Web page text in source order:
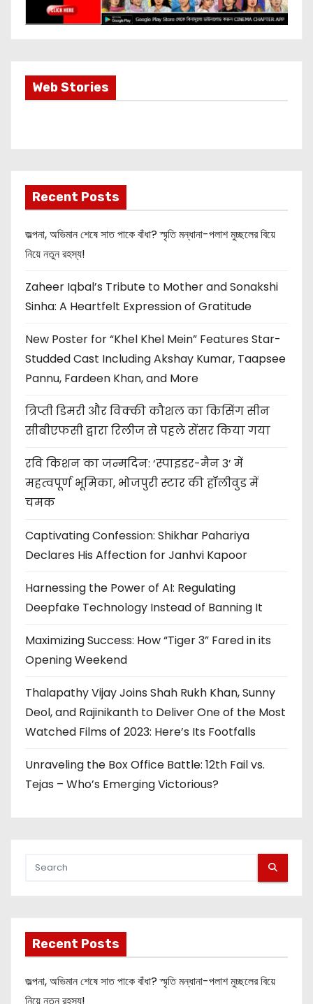
Web StoriesMost Important
Info about
Recent Posts
জল্পনা, অভিমান শেষে সাত পাকে বাঁধা? স্মৃতি মন্ধানা-পলাশ মুচ্ছলের বিয়ে
নিয়ে নতুন রহস্য!
Zaheer Iqbal’s Tribute to Mother and Sonakshi
Sinha: A Heartfelt Expression of Gratitude
New Poster for “Khel Khel Mein” Features Star-
Studded Cast Including Akshay Kumar, Taapsee
Pannu, Fardeen Khan, and More
त्रिप्ती डिमरी और विक्की कौशल का किसिंग सीन
सीबीएफसी द्वारा रिलीज से पहले सेंसर किया गया
रवि किशन का जन्मदिन: ‘स्पाइडर-मैन 3’ में
महत्वपूर्ण भूमिका, भोजपुरी स्टार की हॉलीवुड में
चमक
Captivating Confession: Shikhar Pahariya
Declares His Affection for Janhvi Kapoor
Harnessing the Power of AI: Regulating
Deepfake Technology Instead of Banning It
Maximizing Success: How “Tiger 3” Fared in its
Opening Weekend
Thalapathy Vijay Joins Shah Rukh Khan, Sunny
Deol, and Rajinikanth to Deliver One of the Most
Watched Films of 2023: Here’s Its Footfalls
Unraveling the Box Office Battle: 12th Fail vs.
Tejas – Who’s Emerging Victorious?
Recent Posts
জল্পনা, অভিমান শেষে সাত পাকে বাঁধা? স্মৃতি মন্ধানা-পলাশ মুচ্ছলের বিয়ে
নিয়ে নতুন রহস্য!